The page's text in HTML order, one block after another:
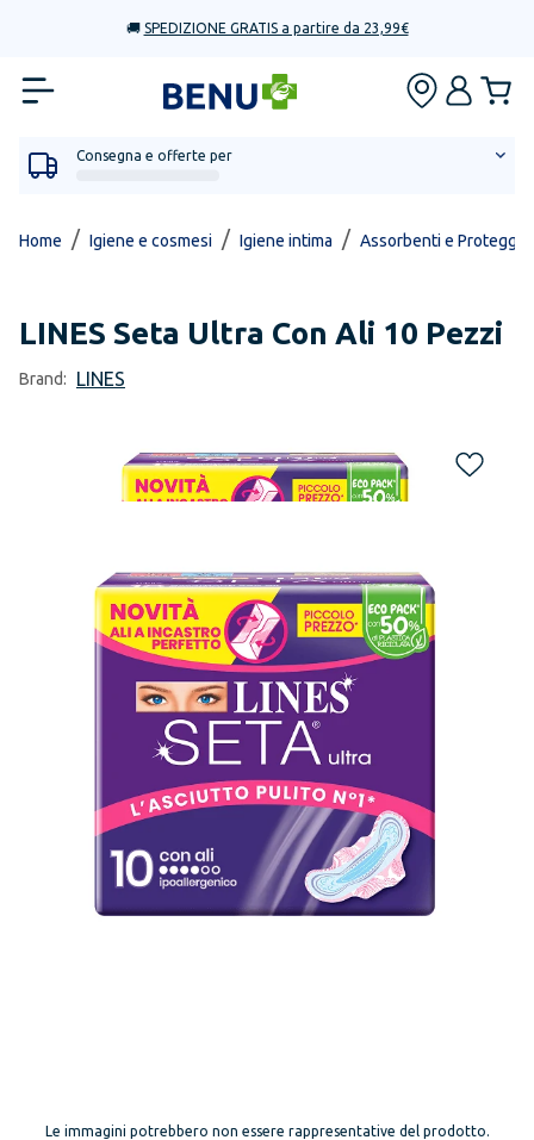
🚚 SPEDIZIONE GRATIS a partire da 23,99€
Consegna e offerte per
Home / Igiene e cosmesi / Igiene intima / Assorbenti e Proteggi
LINES Seta Ultra Con Ali 10 Pezzi
Brand: LINES
Le immagini potrebbero non essere rappresentative del prodotto.